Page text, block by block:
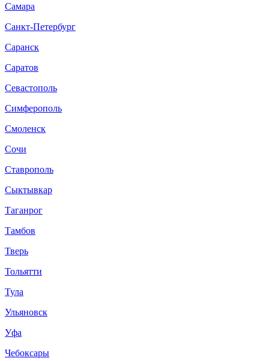
Самара
Санкт-Петербург
Саранск
Саратов
Севастополь
Симферополь
Смоленск
Сочи
Ставрополь
Сыктывкар
Таганрог
Тамбов
Тверь
Тольятти
Тула
Ульяновск
Уфа
Чебоксары